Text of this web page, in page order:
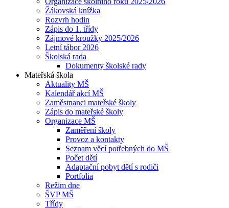
Žákovská knížka
Rozvrh hodin
Zápis do 1. třídy
Zájmové kroužky 2025/2026
Letní tábor 2026
Školská rada
Dokumenty školské rady
Mateřská škola
Aktuality MŠ
Kalendář akcí MŠ
Zaměstnanci mateřské školy
Zápis do mateřské školy
Organizace MŠ
Zaměření školy
Provoz a kontakty
Seznam věcí potřebných do MŠ
Počet dětí
Adaptační pobyt dětí s rodiči
Portfolia
Režim dne
ŠVP MŠ
Třídy